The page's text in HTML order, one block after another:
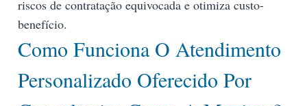
riscos de contratação equivocada e otimiza custo-
benefício.
Como Funciona O Atendimento
Personalizado Oferecido Por